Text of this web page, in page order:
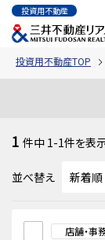
投資用不動産
投資用不動産TOP
1 件中 1-1件を表
並べ替え
店舗・事